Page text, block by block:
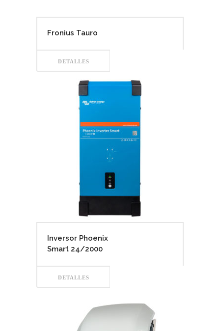
Fronius Tauro
DETALLES
Inversor Phoenix
Smart 24/2000
DETALLES